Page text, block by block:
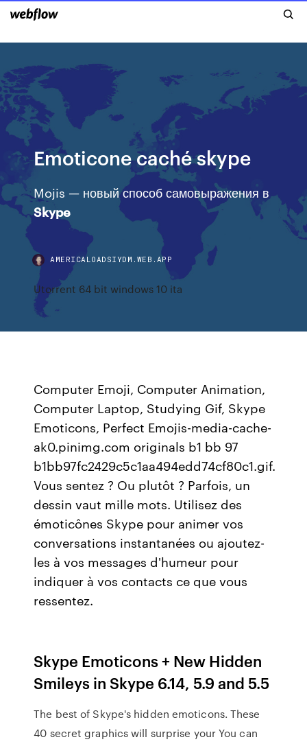
Emoticone caché skype
Mojis — новый способ самовыражения в
Skype
AMERICALOADSIYDM.WEB.APP
Utorrent 64 bit windows 10 ita
Computer Emoji, Computer Animation,
Computer Laptop, Studying Gif, Skype
Emoticons, Perfect Emojis-media-cache-
ak0.pinimg.com originals b1 bb 97
b1bb97fc2429c5c1aa494edd74cf80c1.gif.
Vous sentez ? Ou plutôt ? Parfois, un
dessin vaut mille mots. Utilisez des
émoticônes Skype pour animer vos
conversations instantanées ou ajoutez-
les à vos messages d'humeur pour
indiquer à vos contacts ce que vous
ressentez.
Skype Emoticons + New Hidden
Smileys in Skype 6.14, 5.9 and 5.5
The best of Skype's hidden emoticons. These
40 secret graphics will surprise your You can